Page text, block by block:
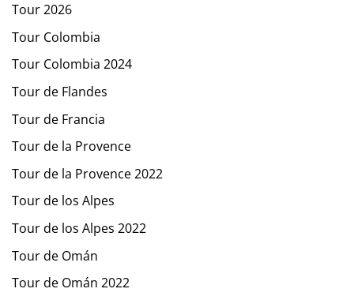
Tour 2026
Tour Colombia
Tour Colombia 2024
Tour de Flandes
Tour de Francia
Tour de la Provence
Tour de la Provence 2022
Tour de los Alpes
Tour de los Alpes 2022
Tour de Omán
Tour de Omán 2022